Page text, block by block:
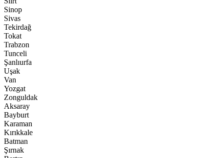
Sinop
Sivas
Tekirdağ
Tokat
Trabzon
Tunceli
Şanlıurfa
Uşak
Van
Yozgat
Zonguldak
Aksaray
Bayburt
Karaman
Kırıkkale
Batman
Şırnak